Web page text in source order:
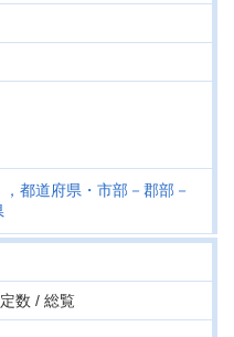
都道府県・市部－郡部－
数 / 総覧